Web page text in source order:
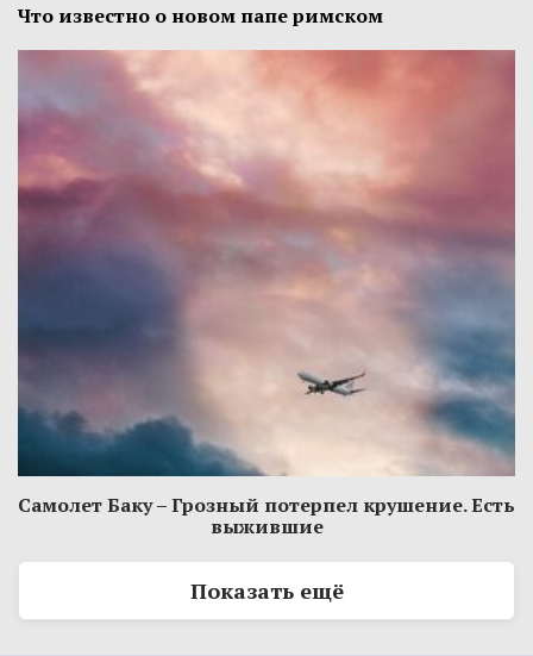
Что известно о новом папе римском
Самолет Баку – Грозный потерпел крушение. Есть
выжившие
Показать ещё